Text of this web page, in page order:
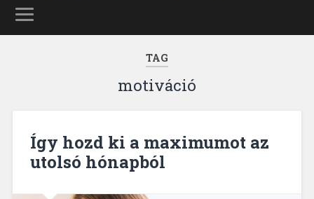
TAG
motiváció
Így hozd ki a maximumot az
utolsó hónapból